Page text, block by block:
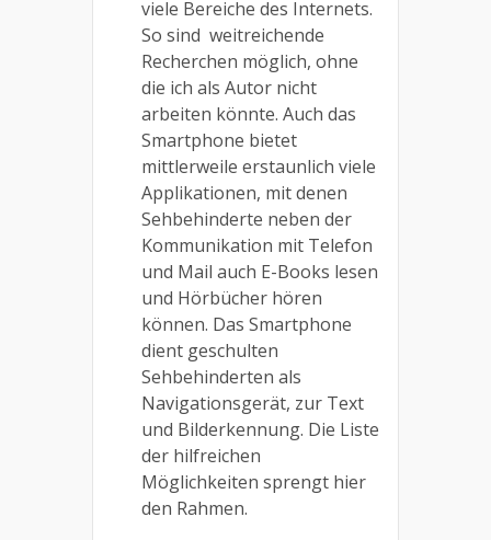
viele Bereiche des Internets.
So sind weitreichende
Recherchen möglich, ohne
die ich als Autor nicht
arbeiten könnte. Auch das
Smartphone bietet
mittlerweile erstaunlich viele
Applikationen, mit denen
Sehbehinderte neben der
Kommunikation mit Telefon
und Mail auch E-Books lesen
und Hörbücher hören
können. Das Smartphone
dient geschulten
Sehbehinderten als
Navigationsgerät, zur Text
und Bilderkennung. Die Liste
der hilfreichen
Möglichkeiten sprengt hier
den Rahmen.